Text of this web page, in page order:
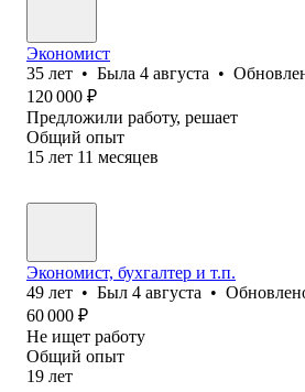
Экономист
35 лет • Была 4 августа •
120 000 ₽
Предложили работу, решает
Общий опыт
15 лет 11 месяцев
Экономист, бухгалтер и т.п.
49 лет • Был 4 августа •
60 000 ₽
Не ищет работу
Общий опыт
19 лет